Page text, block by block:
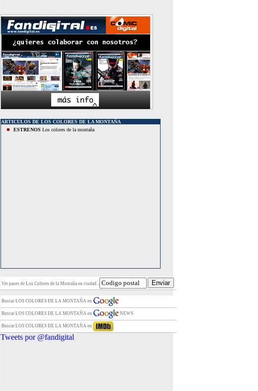
ARTICULOS DE LOS COLORES DE LA MONTAÑA
ESTRENOS Los colores de la montaña
Ver pases de Los Colores de la Montaña en ciudad...
Buscar LOS COLORES DE LA MONTAÑA en
Buscar LOS COLORES DE LA MONTAÑA en NEWS
Buscar LOS COLORES DE LA MONTAÑA en
Tweets por @fandigital